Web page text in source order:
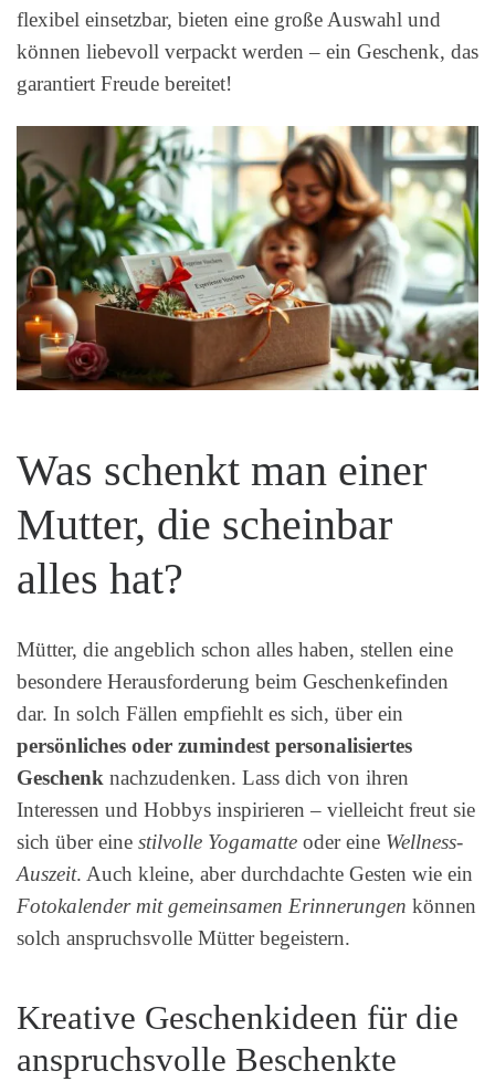
flexibel einsetzbar, bieten eine große Auswahl und
können liebevoll verpackt werden – ein Geschenk, das
garantiert Freude bereitet!
Was schenkt man einer
Mutter, die scheinbar
alles hat?
Mütter, die angeblich schon alles haben, stellen eine
besondere Herausforderung beim Geschenkefinden
dar. In solch Fällen empfiehlt es sich, über ein
persönliches oder zumindest personalisiertes
Geschenk nachzudenken. Lass dich von ihren
Interessen und Hobbys inspirieren – vielleicht freut sie
sich über eine stilvolle Yogamatte oder eine Wellness-
Auszeit. Auch kleine, aber durchdachte Gesten wie ein
Fotokalender mit gemeinsamen Erinnerungen können
solch anspruchsvolle Mütter begeistern.
Kreative Geschenkideen für die
anspruchsvolle Beschenkte